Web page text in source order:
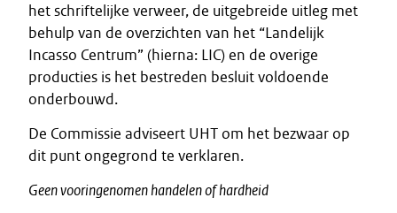
het schriftelijke verweer, de uitgebreide uitleg met
behulp van de overzichten van het “Landelijk
Incasso Centrum” (hierna: LIC) en de overige
producties is het bestreden besluit voldoende
onderbouwd.
De Commissie adviseert UHT om het bezwaar op
dit punt ongegrond te verklaren.
Geen vooringenomen handelen of hardheid